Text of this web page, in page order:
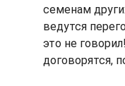
семенам
ведутся
это не
договорятся,